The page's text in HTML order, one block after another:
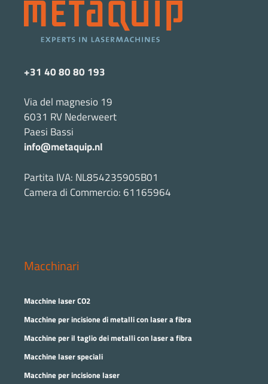
+31 40 80 80 193
Via del magnesio 19
6031 RV Nederweert
Paesi Bassi
info@metaquip.nl
Partita IVA: NL854235905B01
Camera di Commercio: 61165964
Macchinari
Macchine laser CO2
Macchine per incisione di metalli con laser a fibra
Macchine per il taglio dei metalli con laser a fibra
Macchine laser speciali
Macchine per incisione laser